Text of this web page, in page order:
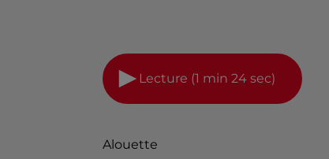
Lecture (1 min 24 sec)
Alouette